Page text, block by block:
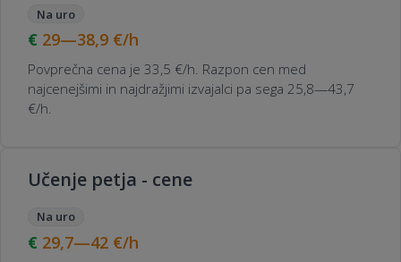
Na uro
29—38,9 €/h
Povprečna cena je 33,5 €/h. Razpon cen med
najcenejšimi in najdražjimi izvajalci pa sega 25,8—43,7
€/h.
Učenje petja - cene
Na uro
29,7—42 €/h